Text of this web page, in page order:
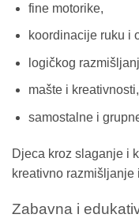
fine motorike,
koordinacije ruku i
logičkog
mašte i kreativnosti,
samostalne i
Djeca kroz slaganje i
kreativno
Zabavna i